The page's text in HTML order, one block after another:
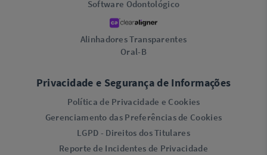
Software Odontológico
Alinhadores Transparentes
Oral-B
Privacidade e Segurança de Informações
Política de Privacidade e Cookies
Gerenciamento das Preferências de Cookies
LGPD - Direitos dos Titulares
Reporte de Incidentes de Privacidade